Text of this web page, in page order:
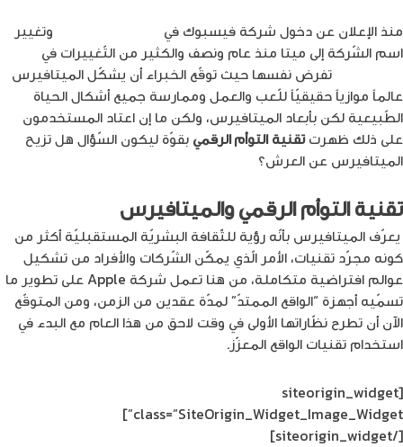
منذ الإعلان عن دخول شركة فيسبوك في
وتغيير
اسم الشّركة إلى ميتا منذ عام ونصف والكثير من التّغييرات في
تفرض نفسها حيث توقّع الخبراء أن يشكّل الميتافيرس
عالماً موازياً حقيقيّاً للّعب والعمل وممارسة جميع أشكال الحياة
الطّبيعية لكن بأبعاد الميتافيرس، ولكن ما إن اعتاد المستخدمون
على ذلك ظهرتتقنية التوأم الرقمي بقوّة ليكون السّؤال هل تزيح
الميتافيرس عن العرش؟
تقنية التوأم الرقمي والميتافيرس
يعرّف الميتافيرس بأنّه رؤية للثّقافة البشريّة المستقبليّة أكثر من
كونه مجرّد تقنيات، الأمر الّذي يمكّن الشّركات والأفراد من تشكيل
عوالم افتراضية متكاملة، من هنا تعمل شركة Apple على تطوير ما
تسمّيه أجهزة “الواقع الممتدّ” لمدّة عقدين من الزمن، ومن المتوقّع
الآن أن تطرح نظّاراتها الأولى في وقت لاحق من هذا العام مع البدء في
استخدام تقنيات الواقع المعزّز.
[siteorigin_widget
class=”SiteOrigin_Widget_Image_Widget”]
[/siteorigin_widget]